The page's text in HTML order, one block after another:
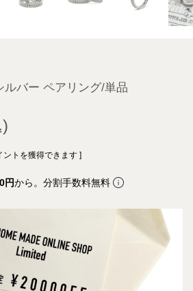
ルバー ペアリング/単品
ントを獲得できます ]
円から。分割手数料無料